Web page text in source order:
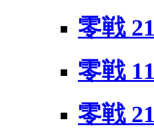
零戦
零戦
零戦